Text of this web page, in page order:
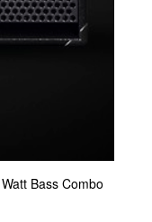
Bass Combo